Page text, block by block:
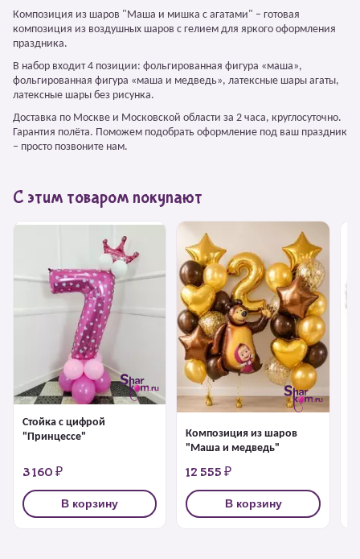
Композиция из шаров "Маша и мишка с агатами" – готовая
композиция из воздушных шаров с гелием для яркого оформления
праздника.
В набор входит 4 позиции: фольгированная фигура «маша»,
фольгированная фигура «маша и медведь», латексные шары агаты,
латексные шары без рисунка.
Доставка по Москве и Московской области за 2 часа, круглосуточно.
Гарантия полёта. Поможем подобрать оформление под ваш праздник
– просто позвоните нам.
С этим товаром покупают
Стойка с цифрой
"Принцессе"
3 160 ₽
В корзину
Композиция из шаров
"Маша и медведь"
12 555 ₽
В корзину